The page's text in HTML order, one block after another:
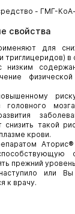
- ГМГ-
свойства
для
триглицеридов) в
головного
такой
крови.
Аторис®
прежний
или Вы
к врачу.